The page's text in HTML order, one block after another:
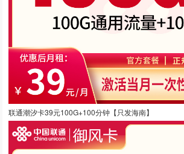
联通潮汐卡39元100G+100分钟【只发海南】